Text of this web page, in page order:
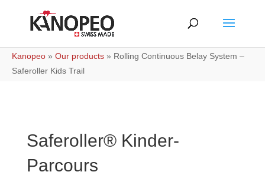
Kanopeo » Our products » Rolling Continuous Belay System –
Saferoller Kids Trail
Saferoller® Kinder-
Parcours